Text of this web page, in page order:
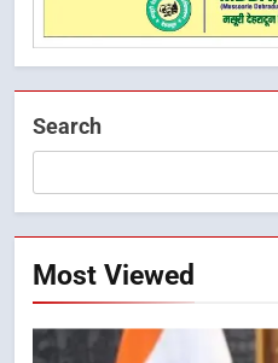
Search
Most Viewed